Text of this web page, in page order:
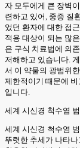
자 모두에게 큰 장벽
련하고 있어, 중증 질
었던 환자에 대한 접
적용 대상이 되는 많
은 구식 치료법에 의
저해하고 있습니다.
서 이 약물의 광범위
제한적이기 때문에
입니다.
세계 시신경 척수염
세계 시신경 척수염
뚜렷한 추세가 나타